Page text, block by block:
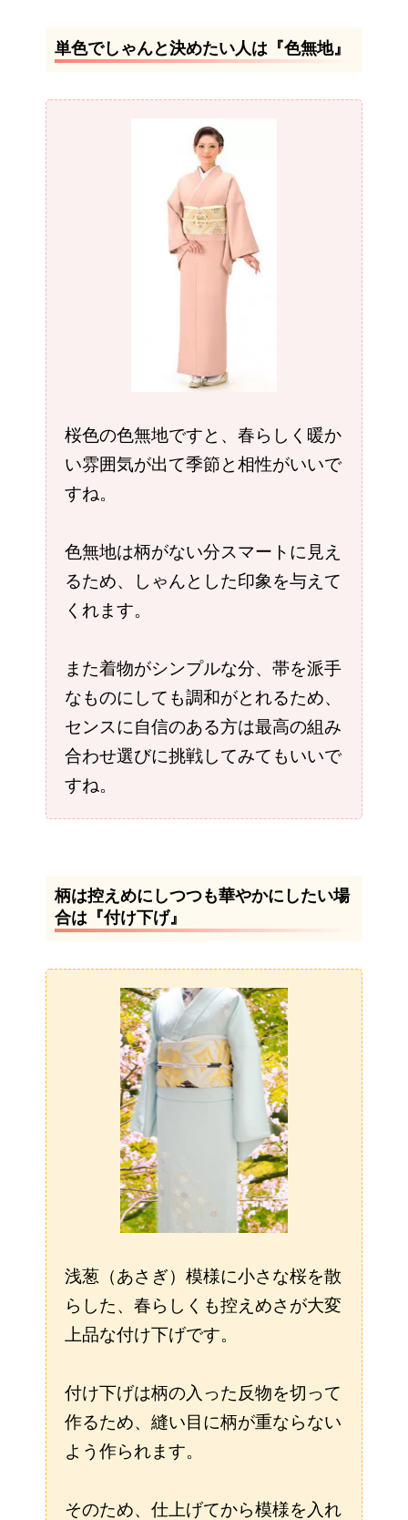
単色でしゃんと決めたい人は『色無地』
桜色の色無地ですと、春らしく暖か
い雰囲気が出て季節と相性がいいで
すね。
色無地は柄がない分スマートに見え
るため、しゃんとした印象を与えて
くれます。
また着物がシンプルな分、帯を派手
なものにしても調和がとれるため、
センスに自信のある方は最高の組み
合わせ選びに挑戦してみてもいいで
すね。
柄は控えめにしつつも華やかにしたい場
合は『付け下げ』
浅葱（あさぎ）模様に小さな桜を散
らした、春らしくも控えめさが大変
上品な付け下げです。
付け下げは柄の入った反物を切って
作るため、縫い目に柄が重ならない
よう作られます。
そのため、仕上げてから模様を入れ